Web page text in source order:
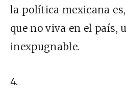
la política mexicana
que no viva en el país,
inexpugnable.
4.